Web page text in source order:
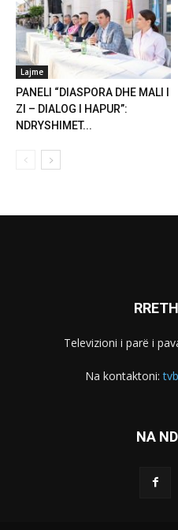
Lajme
PANELI “DIASPORA DHE MALI I
ZI – DIALOG I HAPUR”:
NDRYSHIMET...
Televizioni i parë i
Na kontaktoni:
NA